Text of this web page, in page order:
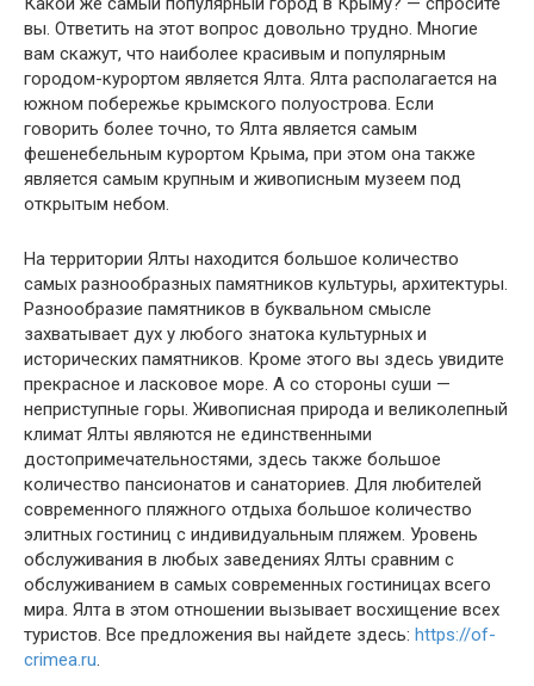
вы. Ответить на этот вопрос довольно трудно. Многие
вам скажут, что наиболее красивым и популярным
городом-курортом является Ялта. Ялта располагается на
южном побережье крымского полуострова. Если
говорить более точно, то Ялта является самым
фешенебельным курортом Крыма, при этом она также
является самым крупным и живописным музеем под
открытым небом.
На территории Ялты находится большое количество
самых разнообразных памятников культуры, архитектуры.
Разнообразие памятников в буквальном смысле
захватывает дух у любого знатока культурных и
исторических памятников. Кроме этого вы здесь увидите
прекрасное и ласковое море. А со стороны суши —
неприступные горы. Живописная природа и великолепный
климат Ялты являются не единственными
достопримечательностями, здесь также большое
количество пансионатов и санаториев. Для любителей
современного пляжного отдыха большое количество
элитных гостиниц с индивидуальным пляжем. Уровень
обслуживания в любых заведениях Ялты сравним с
обслуживанием в самых современных гостиницах всего
мира. Ялта в этом отношении вызывает восхищение всех
туристов. Все предложения вы найдете здесь: https://of-
crimea.ru.